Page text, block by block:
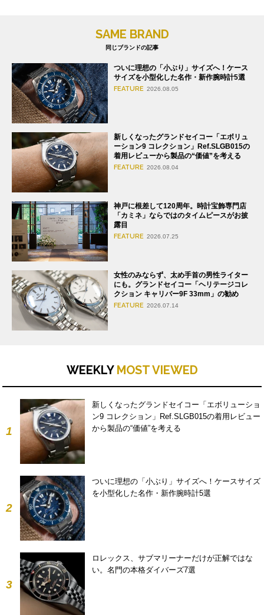
SAME BRAND
同じブランドの記事
ついに理想の「小ぶり」サイズへ！ケース
サイズを小型化した名作・新作腕時計5選
FEATURE 2026.08.05
新しくなったグランドセイコー「エボリュ
ーション9 コレクション」Ref.SLGB015の
着用レビューから製品の“価値”を考える
FEATURE 2026.08.04
神戸に根差して120周年。時計宝飾専門店
「カミネ」ならではのタイムピースがお披
露目
FEATURE 2026.07.25
女性のみならず、太め手首の男性ライター
にも。グランドセイコー「ヘリテージコレ
クション キャリバー9F 33mm」の勧め
FEATURE 2026.07.14
WEEKLY MOST VIEWED
1
新しくなったグランドセイコー「エボリューショ
ン9 コレクション」Ref.SLGB015の着用レビュー
から製品の“価値”を考える
2
ついに理想の「小ぶり」サイズへ！ケースサイズ
を小型化した名作・新作腕時計5選
3
ロレックス、サブマリーナーだけが正解ではな
い。名門の本格ダイバーズ7選